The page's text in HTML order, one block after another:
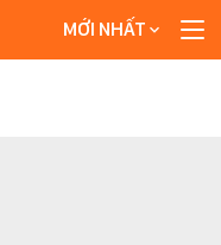
MỚI NHẤT